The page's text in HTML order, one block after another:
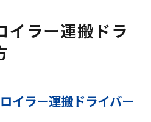
イラー運搬ドラ
イラー運搬ドライバー